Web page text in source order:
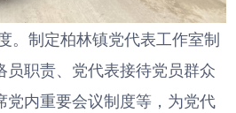
。制定柏林镇党代表工作室制
员职责、党代表接待党员群众
党内重要会议制度等，为党代